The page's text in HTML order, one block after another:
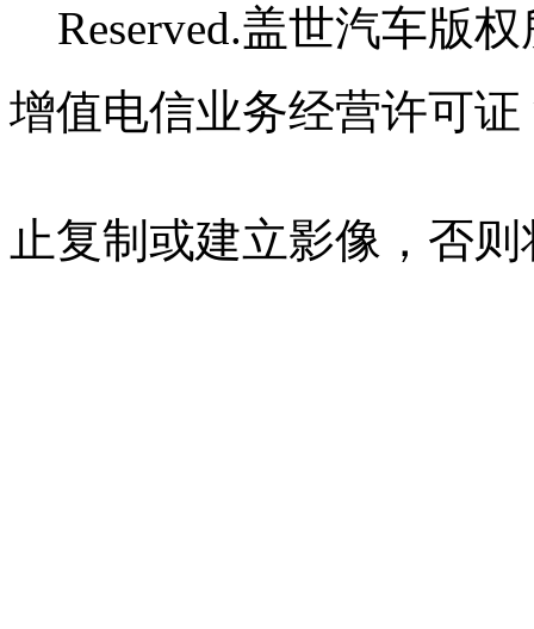
Reserved.盖世汽车版
增值电信业务经营许可证
止复制或建立影像，否